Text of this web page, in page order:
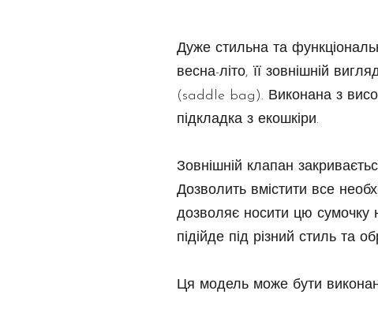
Дуже стильна та
весна-літо, її зовнішній
(saddle bag). Виконана з
підкладка з екошкіри.
Зовнішній клапан
Дозволить вмістити все
дозволяє носити цю сумочку
підійде під різний стиль та
Ця модель може бути